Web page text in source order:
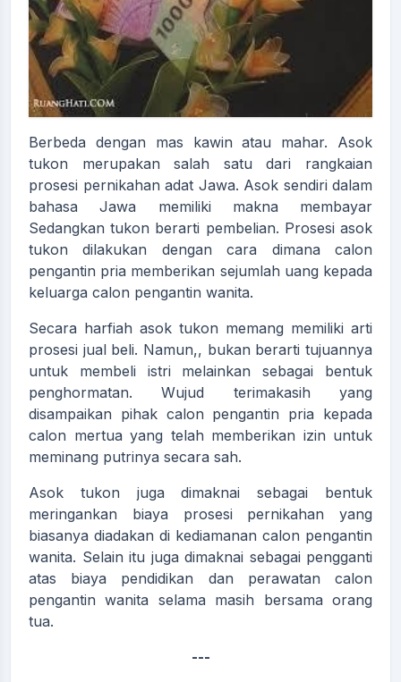
Berbeda dengan mas kawin atau mahar. Asok
tukon merupakan salah satu dari rangkaian
prosesi pernikahan adat Jawa. Asok sendiri dalam
bahasa Jawa memiliki makna membayar
Sedangkan tukon berarti pembelian. Prosesi asok
tukon dilakukan dengan cara dimana calon
pengantin pria memberikan sejumlah uang kepada
keluarga calon pengantin wanita.
Secara harfiah asok tukon memang memiliki arti
prosesi jual beli. Namun,, bukan berarti tujuannya
untuk membeli istri melainkan sebagai bentuk
penghormatan. Wujud terimakasih yang
disampaikan pihak calon pengantin pria kepada
calon mertua yang telah memberikan izin untuk
meminang putrinya secara sah.
Asok tukon juga dimaknai sebagai bentuk
meringankan biaya prosesi pernikahan yang
biasanya diadakan di kediamanan calon pengantin
wanita. Selain itu juga dimaknai sebagai pengganti
atas biaya pendidikan dan perawatan calon
pengantin wanita selama masih bersama orang
tua.
---